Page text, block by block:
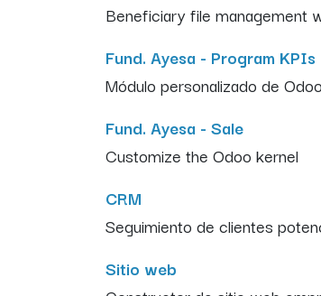
Beneficiary file management
Fund. Ayesa - Program KPIs
Módulo personalizado de
Fund. Ayesa - Sale
Customize the Odoo kernel
CRM
Seguimiento de clientes
Sitio web